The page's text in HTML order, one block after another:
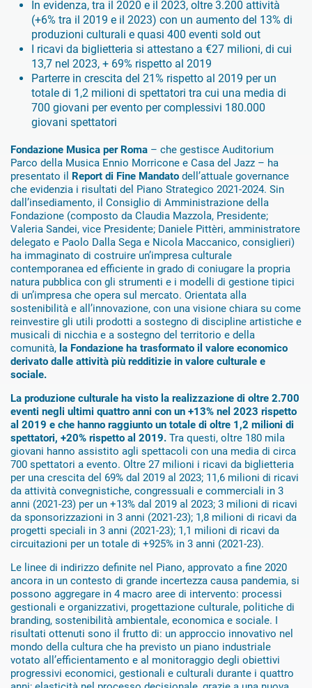
In evidenza, tra il 2020 e il 2023, oltre 3.200 attività
(+6% tra il 2019 e il 2023) con un aumento del 13% di
produzioni culturali e quasi 400 eventi sold out
I ricavi da biglietteria si attestano a €27 milioni, di cui
13,7 nel 2023, + 69% rispetto al 2019
Parterre in crescita del 21% rispetto al 2019 per un
totale di 1,2 milioni di spettatori tra cui una media di
700 giovani per evento per complessivi 180.000
giovani spettatori
Fondazione Musica per Roma – che gestisce Auditorium
Parco della Musica Ennio Morricone e Casa del Jazz – ha
presentato il Report di Fine Mandato dell’attuale governance
che evidenzia i risultati del Piano Strategico 2021-2024. Sin
dall’insediamento, il Consiglio di Amministrazione della
Fondazione (composto da Claudia Mazzola, Presidente;
Valeria Sandei, vice Presidente; Daniele Pittèri, amministratore
delegato e Paolo Dalla Sega e Nicola Maccanico, consiglieri)
ha immaginato di costruire un’impresa culturale
contemporanea ed efficiente in grado di coniugare la propria
natura pubblica con gli strumenti e i modelli di gestione tipici
di un’impresa che opera sul mercato. Orientata alla
sostenibilità e all’innovazione, con una visione chiara su come
reinvestire gli utili prodotti a sostegno di discipline artistiche e
musicali di nicchia e a sostegno del territorio e della
comunità, la Fondazione ha trasformato il valore economico
derivato dalle attività più redditizie in valore culturale e
sociale.
La produzione culturale ha visto la realizzazione di oltre 2.700
eventi negli ultimi quattro anni con un +13% nel 2023 rispetto
al 2019 e che hanno raggiunto un totale di oltre 1,2 milioni di
spettatori, +20% rispetto al 2019. Tra questi, oltre 180 mila
giovani hanno assistito agli spettacoli con una media di circa
700 spettatori a evento. Oltre 27 milioni i ricavi da biglietteria
per una crescita del 69% dal 2019 al 2023; 11,6 milioni di ricavi
da attività convegnistiche, congressuali e commerciali in 3
anni (2021-23) per un +13% dal 2019 al 2023; 3 milioni di ricavi
da sponsorizzazioni in 3 anni (2021-23); 1,8 milioni di ricavi da
progetti speciali in 3 anni (2021-23); 1,1 milioni di ricavi da
circuitazioni per un totale di +925% in 3 anni (2021-23).
Le linee di indirizzo definite nel Piano, approvato a fine 2020
ancora in un contesto di grande incertezza causa pandemia, si
possono aggregare in 4 macro aree di intervento: processi
gestionali e organizzativi, progettazione culturale, politiche di
branding, sostenibilità ambientale, economica e sociale. I
risultati ottenuti sono il frutto di: un approccio innovativo nel
mondo della cultura che ha previsto un piano industriale
votato all’efficientamento e al monitoraggio degli obiettivi
progressivi economici, gestionali e culturali durante i quattro